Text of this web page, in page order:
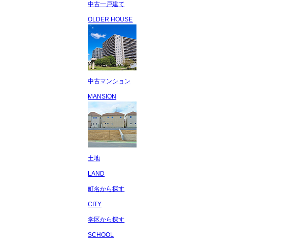
中古一戸建て
OLDER HOUSE
中古マンション
MANSION
土地
LAND
町名から探す
CITY
学区から探す
SCHOOL